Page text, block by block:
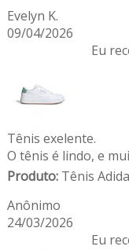
Evelyn K.
09/04/2026
Eu
Tênis exelente.
O tênis é lindo, e
Produto:Tênis
Anônimo
24/03/2026
Eu